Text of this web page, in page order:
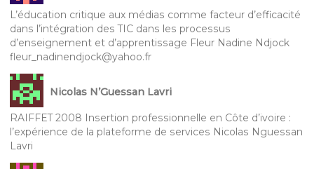
L’éducation critique aux médias comme facteur d’efficacité
dans l’intégration des TIC dans les processus
d’enseignement et d’apprentissage Fleur Nadine Ndjock
fleur_nadinendjock@yahoo.fr
Nicolas N’Guessan Lavri
RAIFFET 2008 Insertion professionnelle en Côte d’ivoire :
l’expérience de la plateforme de services Nicolas Nguessan
Lavri